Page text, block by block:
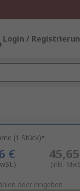
Login /
(1 Stück)*
€
(inkl.
oder eingeben